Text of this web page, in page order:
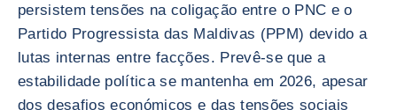
persistem tensões na coligação entre o PNC e o
Partido Progressista das Maldivas (PPM) devido a
lutas internas entre facções. Prevê-se que a
estabilidade política se mantenha em 2026, apesar
dos desafios económicos e das tensões sociais